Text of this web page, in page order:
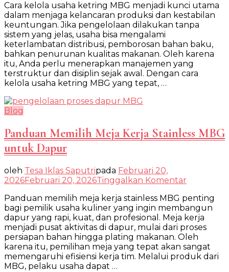
Kelola
Usaha
Ketring
MBG
Bisnis
Stabil
dan
Menguntungkan
Cara kelola usaha ketring MBG menjadi kunci utama
dalam menjaga kelancaran produksi dan kestabilan
keuntungan. Jika pengelolaan dilakukan tanpa
sistem yang jelas, usaha bisa mengalami
keterlambatan distribusi, pemborosan bahan baku,
bahkan penurunan kualitas makanan. Oleh karena
itu, Anda perlu menerapkan manajemen yang
terstruktur dan disiplin sejak awal. Dengan cara
kelola usaha ketring MBG yang tepat, …
Blog
Panduan Memilih Meja Kerja Stainless MBG
untuk Dapur
oleh Tesa Iklas Saputripada Februari 20,
2026Februari 20, 2026Tinggalkan Komentar
Memilih
Meja
Kerja
Stainless
MBG
untuk
Dapur
Panduan memilih meja kerja stainless MBG penting
bagi pemilik usaha kuliner yang ingin membangun
dapur yang rapi, kuat, dan profesional. Meja kerja
menjadi pusat aktivitas di dapur, mulai dari proses
persiapan bahan hingga plating makanan. Oleh
karena itu, pemilihan meja yang tepat akan sangat
memengaruhi efisiensi kerja tim. Melalui produk dari
MBG, pelaku usaha dapat …